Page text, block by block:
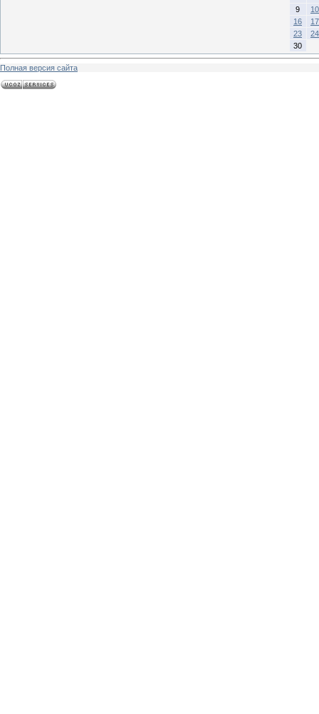
9
10
16
17
23
24
30
Полная версия сайта